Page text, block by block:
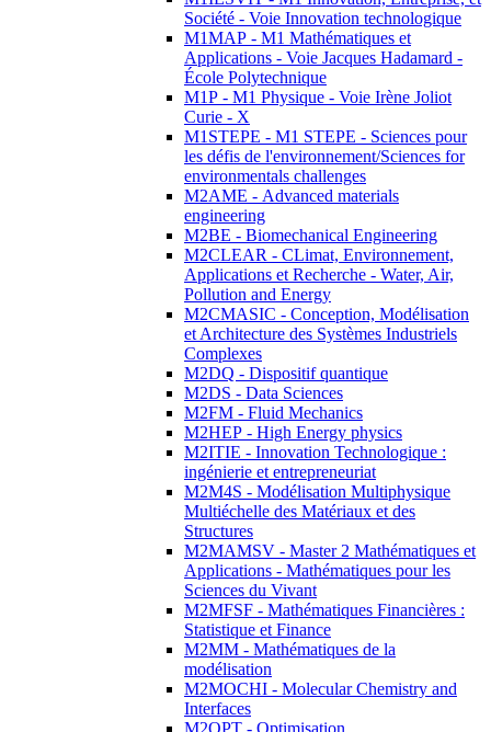
Société - Voie Innovation technologique
M1MAP - M1 Mathématiques et
Applications - Voie Jacques Hadamard -
École Polytechnique
M1P - M1 Physique - Voie Irène Joliot
Curie - X
M1STEPE - M1 STEPE - Sciences pour
les défis de l'environnement/Sciences for
environmentals challenges
M2AME - Advanced materials
engineering
M2BE - Biomechanical Engineering
M2CLEAR - CLimat, Environnement,
Applications et Recherche - Water, Air,
Pollution and Energy
M2CMASIC - Conception, Modélisation
et Architecture des Systèmes Industriels
Complexes
M2DQ - Dispositif quantique
M2DS - Data Sciences
M2FM - Fluid Mechanics
M2HEP - High Energy physics
M2ITIE - Innovation Technologique :
ingénierie et entrepreneuriat
M2M4S - Modélisation Multiphysique
Multiéchelle des Matériaux et des
Structures
M2MAMSV - Master 2 Mathématiques et
Applications - Mathématiques pour les
Sciences du Vivant
M2MFSF - Mathématiques Financières :
Statistique et Finance
M2MM - Mathématiques de la
modélisation
M2MOCHI - Molecular Chemistry and
Interfaces
M2OPT - Optimisation